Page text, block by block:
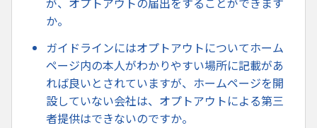
か。
ガイドラインにはオプトアウトについてホーム
ページ内の本人がわかりやすい場所に記載があ
れば良いとされていますが、ホームページを開
設していない会社は、オプトアウトによる第三
者提供はできないのですか。